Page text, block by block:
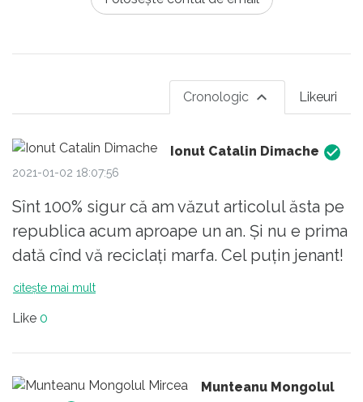
Likeuri
Cronologic
Ionut Catalin Dimache
2021-01-02 18:07:56
Sînt 100% sigur că am văzut articolul ăsta pe
republica acum aproape un an. Și nu e prima
dată cînd vă reciclați marfa. Cel puțin jenant!
citește mai mult
Like 0
Munteanu Mongolul